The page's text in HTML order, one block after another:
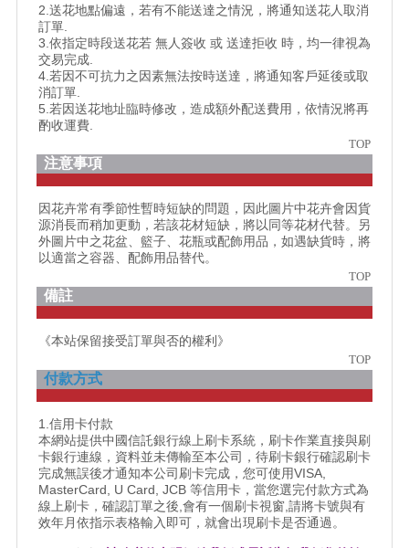
2.送花地點偏遠，若有不能送達之情況，將通知送花人取消
訂單.
3.依指定時段送花若 無人簽收 或 送達拒收 時，均一律視為
交易完成.
4.若因不可抗力之因素無法按時送達，將通知客戶延後或取
消訂單.
5.若因送花地址臨時修改，造成額外配送費用，依情況將再
酌收運費.
TOP
注意事項
因花卉常有季節性暫時短缺的問題，因此圖片中花卉會因貨
源消長而稍加更動，若該花材短缺，將以同等花材代替。另
外圖片中之花盆、籃子、花瓶或配飾用品，如遇缺貨時，將
以適當之容器、配飾用品替代。
TOP
備註
《本站保留接受訂單與否的權利》
TOP
付款方式
1.信用卡付款
本網站提供中國信託銀行線上刷卡系統，刷卡作業直接與刷
卡銀行連線，資料並未傳輸至本公司，待刷卡銀行確認刷卡
完成無誤後才通知本公司刷卡完成，您可使用VISA,
MasterCard, U Card, JCB 等信用卡，當您選完付款方式為
線上刷卡，確認訂單之後,會有一個刷卡視窗,請將卡號與有
效年月依指示表格輸入即可，就會出現刷卡是否通過。